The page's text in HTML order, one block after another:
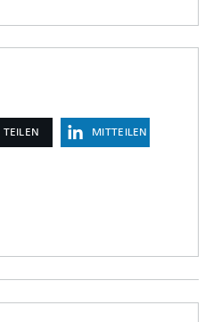
TEILEN MITTEILEN